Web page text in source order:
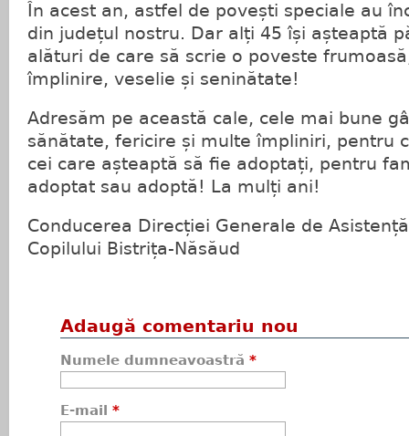
În acest an, astfel de povești speciale au
din județul nostru. Dar alți 45 își așteaptă
alături de care să scrie o poveste
împlinire, veselie și seninătate!
Adresăm pe această cale, cele mai bune
sănătate, fericire și multe împliniri, pentru
cei care așteaptă să fie adoptați, pentru
adoptat sau adoptă! La mulți ani!
Conducerea Direcției Generale de
Copilului Bistrița-Năsăud
Adaugă comentariu nou
Numele dumneavoastră *
E-mail *